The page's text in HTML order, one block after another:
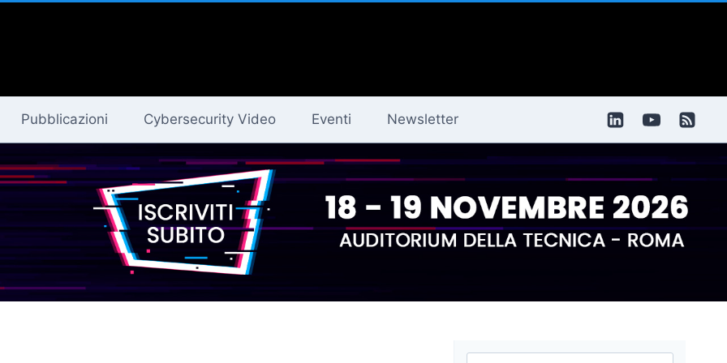
Pubblicazioni Cybersecurity Video Eventi Newsletter